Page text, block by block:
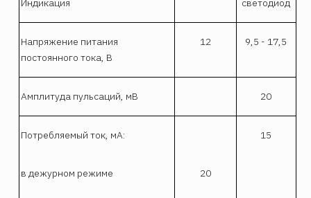
Индикация светодиод
Напряжение питания
постоянного тока, В
12 9,5 - 17,5
Амплитуда пульсаций, мВ 20
Потребляемый ток, мА: 15
в дежурном режиме 20